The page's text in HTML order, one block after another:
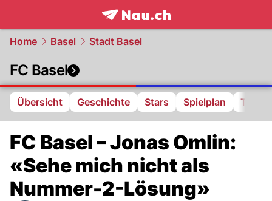
frontpage.NAU.ch
Home Basel Stadt Basel
FC Basel
Übersicht Geschichte Stars Spielplan
FC Basel – Jonas Omlin:
«Sehe mich nicht als
Nummer-2-Lösung»